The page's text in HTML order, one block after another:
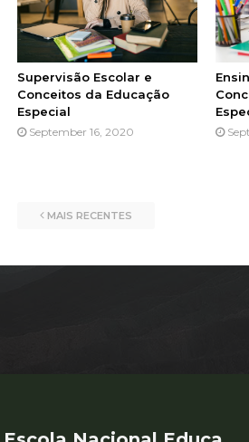
Supervisão Escolar e
Conceitos da Educação
Especial
September 16, 2020
MAIS RECENTES